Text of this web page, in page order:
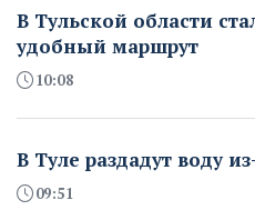
В Тульской области
удобный маршрут
10:08
В Туле раздадут воду
09:51